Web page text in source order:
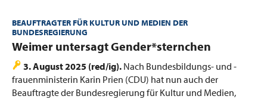
BEAUFTRAGTER FÜR KULTUR UND MEDIEN DER
BUNDESREGIERUNG
:Weimer untersagt Gender*sternchen
3. August 2025 (red/ig). Nach Bundesbildungs- und -
frauenministerin Karin Prien (CDU) hat nun auch der
Beauftragte der Bundesregierung für Kultur und Medien,